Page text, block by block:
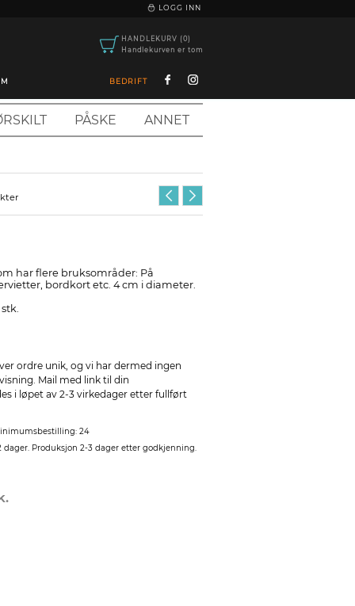
LOGG INN
HANDLEKURV (0)
Handlekurven er tom
BEDRIFT
PÅSKE ANNET
har flere bruksområder: På
bordkort etc. 4 cm i diameter.
ordre unik, og vi har dermed ingen
Mail med link til din
i løpet av 2-3 virkedager etter fullført
24
dager. Produksjon 2-3 dager etter godkjenning.